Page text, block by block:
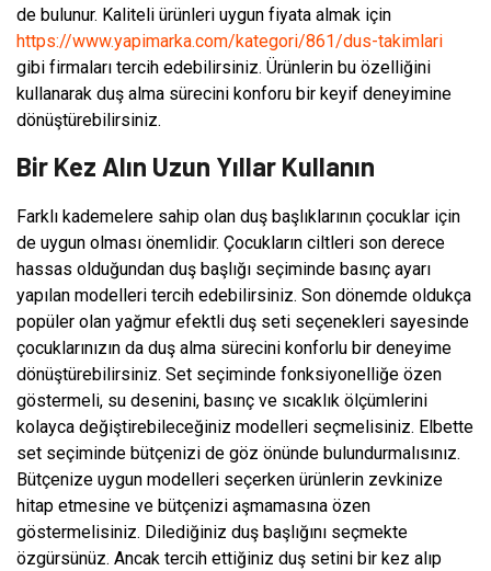
de bulunur. Kaliteli ürünleri uygun fiyata almak için
https://www.yapimarka.com/kategori/861/dus-takimlari
gibi firmaları tercih edebilirsiniz. Ürünlerin bu özelliğini
kullanarak duş alma sürecini konforu bir keyif deneyimine
dönüştürebilirsiniz.
Bir Kez Alın Uzun Yıllar Kullanın
Farklı kademelere sahip olan duş başlıklarının çocuklar için
de uygun olması önemlidir. Çocukların ciltleri son derece
hassas olduğundan duş başlığı seçiminde basınç ayarı
yapılan modelleri tercih edebilirsiniz. Son dönemde oldukça
popüler olan yağmur efektli duş seti seçenekleri sayesinde
çocuklarınızın da duş alma sürecini konforlu bir deneyime
dönüştürebilirsiniz. Set seçiminde fonksiyonelliğe özen
göstermeli, su desenini, basınç ve sıcaklık ölçümlerini
kolayca değiştirebileceğiniz modelleri seçmelisiniz. Elbette
set seçiminde bütçenizi de göz önünde bulundurmalısınız.
Bütçenize uygun modelleri seçerken ürünlerin zevkinize
hitap etmesine ve bütçenizi aşmamasına özen
göstermelisiniz. Dilediğiniz duş başlığını seçmekte
özgürsünüz. Ancak tercih ettiğiniz duş setini bir kez alıp